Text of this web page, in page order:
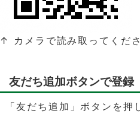
↑ カメラで読み取ってくだ
友だち追加ボタンで登録
「友だち追加」ボタンを